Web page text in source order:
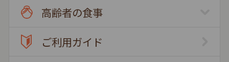
高齢者の食事
ご利用ガイド